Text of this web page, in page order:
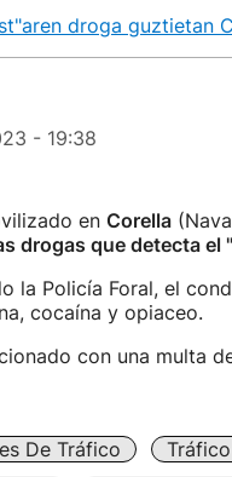
droga guztietan
- 19:38
en Corella
drogas que detecta el
la Policía Foral, el
cocaína y opiaceo.
con una multa
De Tráfico Tráfico